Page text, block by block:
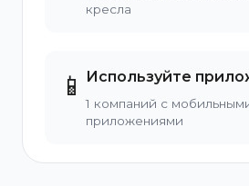
кресла
📱 Используйте
1 компаний с
приложениями